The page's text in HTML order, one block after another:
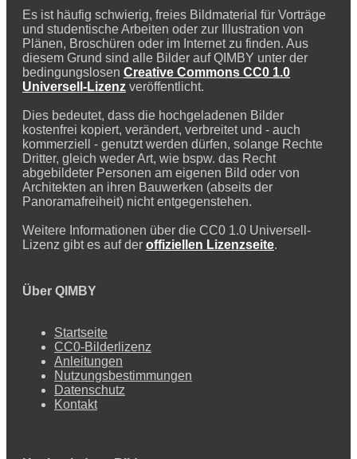
Es ist häufig schwierig, freies Bildmaterial für Vorträge
und studentische Arbeiten oder zur Illustration von
Plänen, Broschüren oder im Internet zu finden. Aus
diesem Grund sind alle Bilder auf QIMBY unter der
bedingungslosen Creative Commons CC0 1.0
Universell-Lizenz veröffentlicht.
Dies bedeutet, dass die hochgeladenen Bilder
kostenfrei kopiert, verändert, verbreitet und - auch
kommerziell - genutzt werden dürfen, solange Rechte
Dritter, gleich weder Art, wie bspw. das Recht
abgebildeter Personen am eigenen Bild oder von
Architekten an ihren Bauwerken (abseits der
Panoramafreiheit) nicht entgegenstehen.
Weitere Informationen über die CC0 1.0 Universell-
Lizenz gibt es auf der offiziellen Lizenzseite.
Über QIMBY
Startseite
CC0-Bilderlizenz
Anleitungen
Nutzungsbestimmungen
Datenschutz
Kontakt